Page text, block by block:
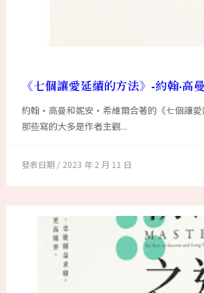
《七個讓愛延續的方法》-約翰·高
約翰·高曼和妮安·希維爾合著的《七個讓愛
那些寫的大多是作者主觀...
2023 年 2 月 11 日